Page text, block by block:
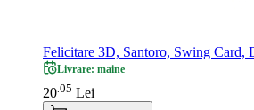
Felicitare 3D, Santoro, Swing Card,
Livrare: maine
20 05 Lei